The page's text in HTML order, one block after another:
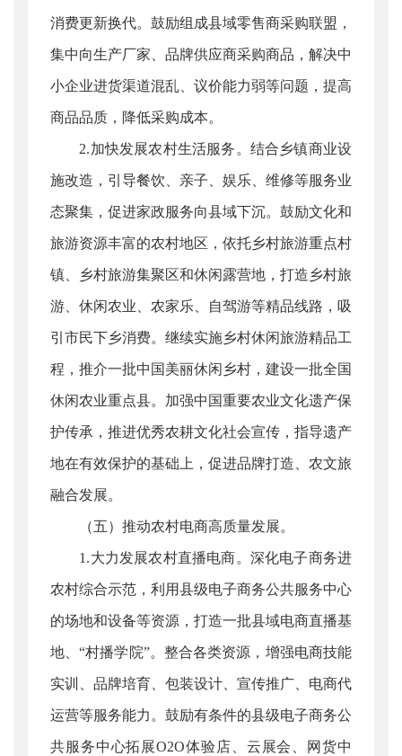
消费更新换代。鼓励组成县域零售商采购联盟，
集中向生产厂家、品牌供应商采购商品，解决中
小企业进货渠道混乱、议价能力弱等问题，提高
商品品质，降低采购成本。
2.加快发展农村生活服务。结合乡镇商业设
施改造，引导餐饮、亲子、娱乐、维修等服务业
态聚集，促进家政服务向县域下沉。鼓励文化和
旅游资源丰富的农村地区，依托乡村旅游重点村
镇、乡村旅游集聚区和休闲露营地，打造乡村旅
游、休闲农业、农家乐、自驾游等精品线路，吸
引市民下乡消费。继续实施乡村休闲旅游精品工
程，推介一批中国美丽休闲乡村，建设一批全国
休闲农业重点县。加强中国重要农业文化遗产保
护传承，推进优秀农耕文化社会宣传，指导遗产
地在有效保护的基础上，促进品牌打造、农文旅
融合发展。
（五）推动农村电商高质量发展。
1.大力发展农村直播电商。深化电子商务进
农村综合示范，利用县级电子商务公共服务中心
的场地和设备等资源，打造一批县域电商直播基
地、“村播学院”。整合各类资源，增强电商技能
实训、品牌培育、包装设计、宣传推广、电商代
运营等服务能力。鼓励有条件的县级电子商务公
共服务中心拓展O2O体验店、云展会、网货中